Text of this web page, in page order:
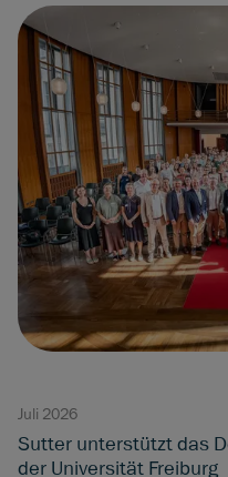
Juli 2026
Sutter unterstützt das
der Universität Freiburg